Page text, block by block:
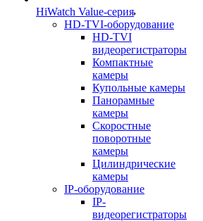
HiWatch Value-серия
HD-TVI-оборудование
HD-TVI
видеорегистраторы
Компактные
камеры
Купольные камеры
Панорамные
камеры
Скоростные
поворотные
камеры
Цилиндрические
камеры
IP-оборудование
IP-
видеорегистраторы